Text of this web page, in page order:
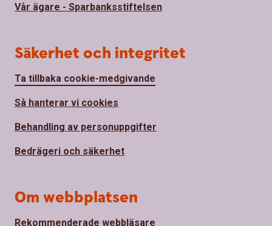
Vår ägare - Sparbanksstiftelsen
Säkerhet och integritet
Ta tillbaka cookie-medgivande
Så hanterar vi cookies
Behandling av personuppgifter
Bedrägeri och säkerhet
Om webbplatsen
Rekommenderade webbläsare